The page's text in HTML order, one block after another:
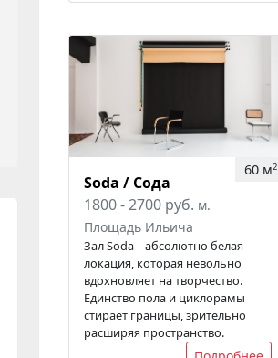
60 м2
Soda / Сода
1800 - 2700 руб. м.
Площадь Ильича
Зал Soda – абсолютно белая
локация, которая невольно
вдохновляет на творчество.
Единство пола и циклорамы
стирает границы, зрительно
расширяя пространство.